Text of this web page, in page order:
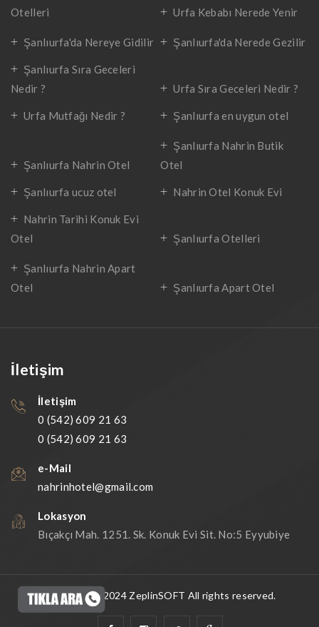
Otelleri
Urfa Kebabı Nerede Yenir
Şanlıurfa'da Nereye Gidilir Şanlıurfa'da Nerede Gezilir
Şanlıurfa Sıra Geceleri
Nedir ?
Urfa Sıra Geceleri Nedir ?
Urfa Mutfağı Nedir ? Şanlıurfa en uygun otel
Şanlıurfa Nahrin Otel
Şanlıurfa Nahrin Butik
Otel
Şanlıurfa ucuz otel Nahrin Otel Konuk Evi
Nahrin Tarihi Konuk Evi
Otel
Şanlıurfa Otelleri
Şanlıurfa Nahrin Apart
Otel
Şanlıurfa Apart Otel
İletişim
İletişim
0 (542) 609 21 63
0 (542) 609 21 63
e-Mail
nahrinhotel@gmail.com
Lokasyon
Bıçakçı Mah. 1251. Sk. Konuk Evi Sit. No:5 Eyyubiye
Copyright © 2024 ZeplinSOFT All rights reserved.